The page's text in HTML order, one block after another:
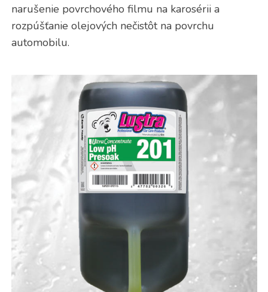
narušenie povrchového filmu na karosérii a
rozpúšťanie olejových nečistôt na povrchu
automobilu.